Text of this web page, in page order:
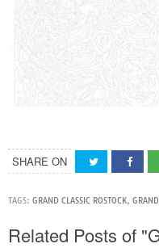
SHARE ON
TAGS: GRAND CLASSIC ROSTOCK,
Related Posts of